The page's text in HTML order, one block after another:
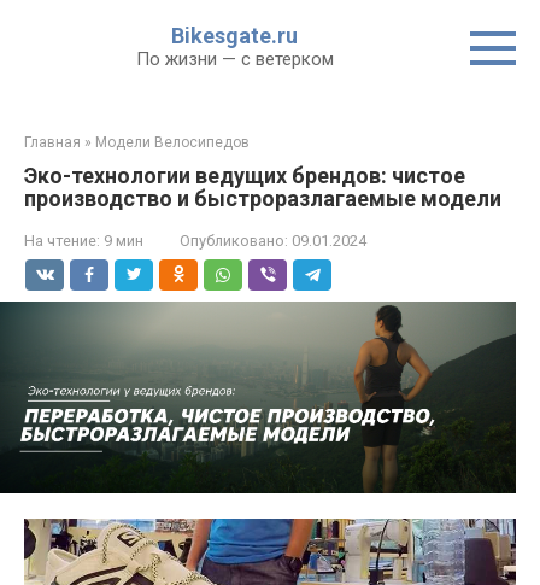
Bikesgate.ru
По жизни — с ветерком
Главная » Модели Велосипедов
Эко-технологии ведущих брендов: чистое
производство и быстроразлагаемые модели
На чтение: 9 мин Опубликовано: 09.01.2024